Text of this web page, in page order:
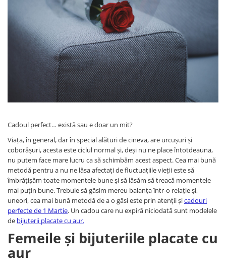
Bijuterii pentru barbati
Inele
Lanturi
Bijuterii din argint placate cu aur
24K
Cadoul perfect… există sau e doar un mit?
Viața, în general, dar în special alături de cineva, are urcușuri și
coborâșuri, acesta este ciclul normal și, deși nu ne place întotdeauna,
nu putem face mare lucru ca să schimbăm acest aspect. Cea mai bună
metodă pentru a nu ne lăsa afectați de fluctuațiile vieții este să
îmbrățișăm toate momentele bune și să lăsăm să treacă momentele
mai puțin bune. Trebuie să găsim mereu balanța într-o relație și,
uneori, cea mai bună metodă de a o găsi este prin atenții șicadouri
perfecte de 1 Martie. Un cadou care nu expiră niciodată sunt modelele
de bijuterii placate cu aur.
Femeile și bijuteriile placate cu
aur